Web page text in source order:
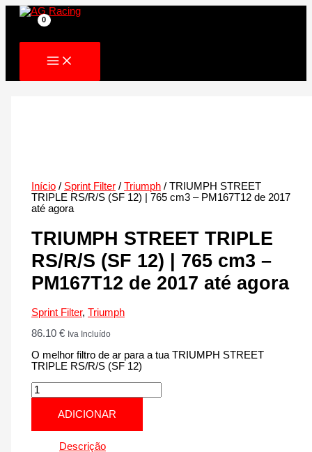
Skip
Início / Sprint Filter /Triumph / TRIUMPH STREET
TRIPLE RS/R/S (SF 12) | 765 cm3 – PM167T12 de 2017
até agora
TRIUMPH STREET TRIPLE
RS/R/S (SF 12) | 765 cm3 –
PM167T12 de 2017 até agora
Sprint Filter,Triumph
86.10€ Iva Incluído
O melhor filtro de ar para a tua TRIUMPH STREET
TRIPLE RS/R/S (SF 12)
Quantidade
de
TRIUMPH
STREET
TRIPLE
RS/R/S
ADICIONAR
Descrição